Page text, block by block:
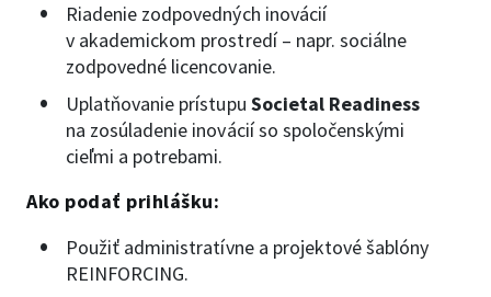
Riadenie zodpovedných inovácií
v akademickom prostredí – napr. sociálne
zodpovedné licencovanie.
Uplatňovanie prístupu Societal Readiness
na zosúladenie inovácií so spoločenskými
cieľmi a potrebami.
Ako podať prihlášku:
Použiť administratívne a projektové šablóny
REINFORCING.